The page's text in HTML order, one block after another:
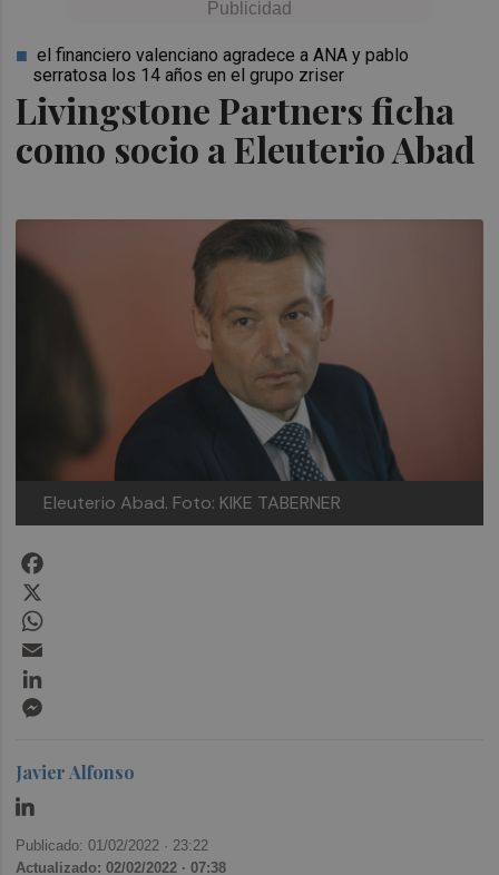
Livingstone Partners ficha
como socio a Eleuterio Abad
el financiero valenciano agradece a ANA y pablo
serratosa los 14 años en el grupo zriser
Eleuterio Abad. Foto: KIKE TABERNER
Javier Alfonso
Publicado: 01/02/2022 · 23:22
Actualizado: 02/02/2022 · 07:38